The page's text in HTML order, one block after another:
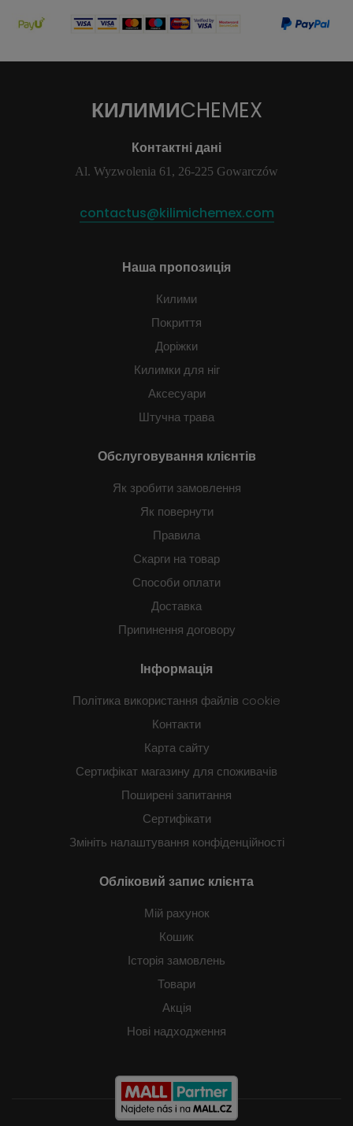
КИЛИМИCHEMEX
Контактні дані
Al. Wyzwolenia 61, 26-225 Gowarczów
contactus@kilimichemex.com
Наша пропозиція
Килими
Покриття
Доріжки
Килимки для ніг
Аксесуари
Штучна трава
Обслуговування клієнтів
Як зробити замовлення
Як повернути
Правила
Скарги на товар
Способи оплати
Доставка
Припинення договору
Інформація
Політика використання файлів cookie
Контакти
Карта сайту
Сертифікат магазину для споживачів
Поширені запитання
Сертифікати
Змініть налаштування конфіденційності
Обліковий запис клієнта
Мій рахунок
Кошик
Історія замовлень
Товари
Акція
Нові надходження